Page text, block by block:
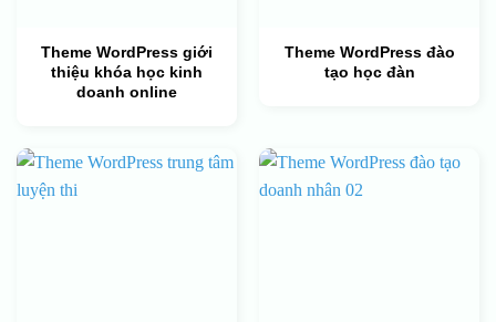
Theme WordPress giới
thiệu khóa học kinh
doanh online
Theme WordPress đào
tạo học đàn